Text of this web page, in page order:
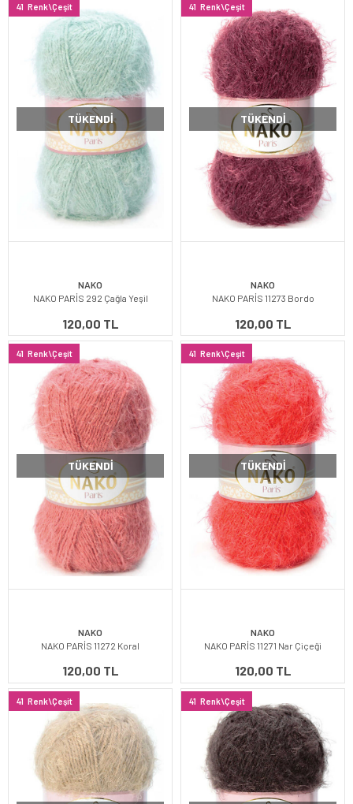
41 Renk\Çeşit
TÜKENDI
NAKO
NAKO PARİS 292 Çağla Yeşil
120,00 TL
41 Renk\Çeşit
TÜKENDI
NAKO
NAKO PARİS 11273 Bordo
120,00 TL
41 Renk\Çeşit
TÜKENDI
NAKO
NAKO PARİS 11272 Koral
120,00 TL
41 Renk\Çeşit
TÜKENDI
NAKO
NAKO PARİS 11271 Nar Çiçeği
120,00 TL
41 Renk\Çeşit 41 Renk\Çeşit